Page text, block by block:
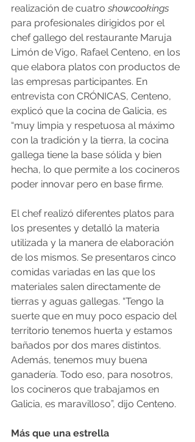
realización de cuatro showcookings
para profesionales dirigidos por el
chef gallego del restaurante Maruja
Limón de Vigo, Rafael Centeno, en los
que elabora platos con productos de
las empresas participantes. En
entrevista con CRÓNICAS, Centeno,
explicó que la cocina de Galicia, es
“muy limpia y respetuosa al máximo
con la tradición y la tierra, la cocina
gallega tiene la base sólida y bien
hecha, lo que permite a los cocineros
poder innovar pero en base firme.
El chef realizó diferentes platos para
los presentes y detalló la materia
utilizada y la manera de elaboración
de los mismos. Se presentaros cinco
comidas variadas en las que los
materiales salen directamente de
tierras y aguas gallegas. “Tengo la
suerte que en muy poco espacio del
territorio tenemos huerta y estamos
bañados por dos mares distintos.
Además, tenemos muy buena
ganadería. Todo eso, para nosotros,
los cocineros que trabajamos en
Galicia, es maravilloso”, dijo Centeno.
Más que una estrella